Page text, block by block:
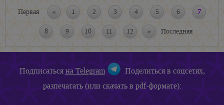
Первая « 1 2 3 4 5 6 7
8 9 10 11 12 » Последняя
Подписатьсяна Telegram
Поделиться в соцсетях,
разпечатать (или скачать в pdf-формате):